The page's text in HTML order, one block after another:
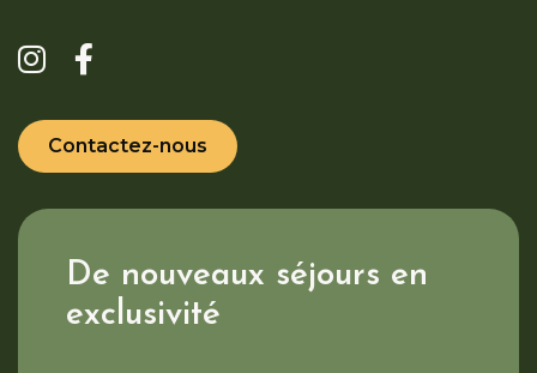
Contactez-nous
De nouveaux séjours en
exclusivité